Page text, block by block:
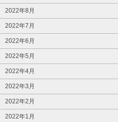
2022年8月
2022年7月
2022年6月
2022年5月
2022年4月
2022年3月
2022年2月
2022年1月